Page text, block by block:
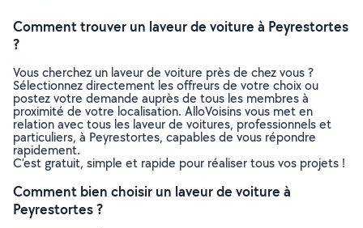
Comment trouver un laveur de voiture à Peyrestortes
?
Vous cherchez un laveur de voiture près de chez vous ?
Sélectionnez directement les offreurs de votre choix ou
postez votre demande auprès de tous les membres à
proximité de votre localisation. AlloVoisins vous met en
relation avec tous les laveur de voitures, professionnels et
particuliers, à Peyrestortes, capables de vous répondre
rapidement.
C’est gratuit, simple et rapide pour réaliser tous vos projets !
Comment bien choisir un laveur de voiture à
Peyrestortes ?